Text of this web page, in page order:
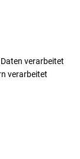
verarbeitet
verarbeitet